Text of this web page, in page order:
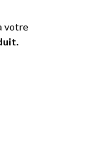
votre